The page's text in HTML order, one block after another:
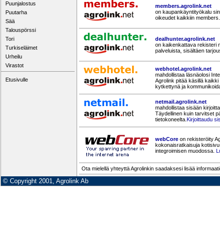
Puunjalostus
Puutarha
Sää
Talouspörssi
Tori
Turkiseläimet
Urheilu
Virastot
Etusivulle
members.agrolink.net
on kaupankäyntityökalu
oikeudet kaikkiin
dealhunter.agrolink.net
on kaikenkattava rekisteri
palveluista, sisältäen
webhotel.agrolink.net
mahdollistaa läsnäolosi
Agrolink pitää käsillä
kytkettynä ja
netmail.agrolink.net
mahdollistaa sisään
Täydellinen kuin tarvitset
tietokoneelta. Kirjoittaudu
webCore on rekisteröity
kokonaisratkaisuja
integroimisen muodossa.
Ota mielellä yhteyttä Agrolinkin saadaksesi lisää
© Copyright 2001, Agrolink Ab